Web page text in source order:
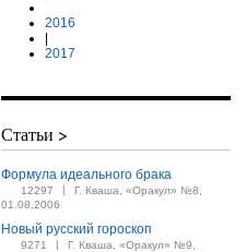
2016
2017
Статьи >
Формула идеального брака
12297 |
Г. Кваша, «Оракул» №8,
01.08.2006
Новый русский гороскоп
9271 |
Г. Кваша, «Оракул» №9,